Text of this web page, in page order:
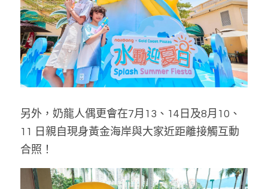
另外，奶龍人偶更會在7月13、14日及8月10、
11 日親自現身黃金海岸與大家近距離接觸互動
合照！